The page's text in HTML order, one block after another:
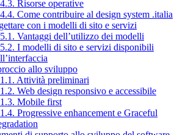
Risorse operative
Come contribuire al design system .italia
con i modelli di sito e servizi
Vantaggi dell’utilizzo dei modelli
I modelli di sito e servizi disponibili
allo sviluppo
Attività preliminari
Web design responsivo e accessibile
Mobile first
Progressive enhancement e Graceful